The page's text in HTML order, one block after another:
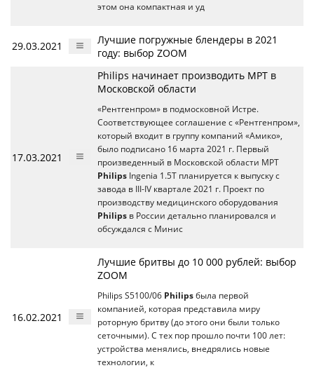
этом она компактная и уд
29.03.2021
Лучшие погружные блендеры в 2021
году: выбор ZOOM
17.03.2021
Philips начинает производить МРТ в
Московской области
«Рентгенпром» в подмосковной Истре.
Соответствующее соглашение с «Рентгенпром»,
который входит в группу компаний «Амико»,
было подписано 16 марта 2021 г. Первый
произведенный в Московской области МРТ
Philips Ingenia 1.5T планируется к выпуску с
завода в III-IV квартале 2021 г. Проект по
производству медицинского оборудования
Philips в России детально планировался и
обсуждался с Минис
16.02.2021
Лучшие бритвы до 10 000 рублей: выбор
ZOOM
Philips S5100/06 Philips была первой
компанией, которая представила миру
роторную бритву (до этого они были только
сеточными). С тех пор прошло почти 100 лет:
устройства менялись, внедрялись новые
технологии, к